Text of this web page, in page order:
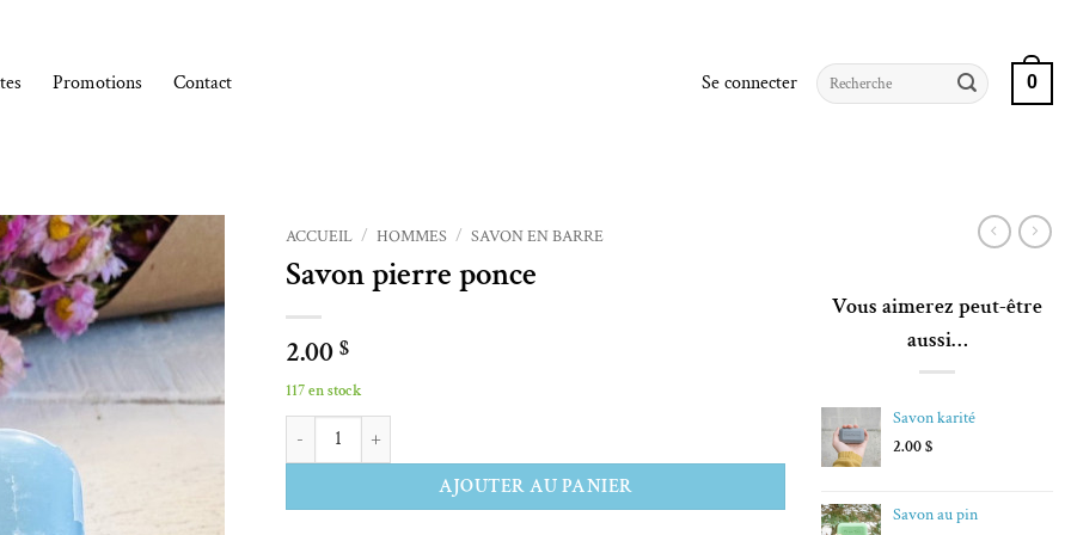
Promotions Contact Se connecter
Recherche
pour :
0
Ajouter à la liste de souhaits
ACCUEIL / HOMMES / SAVON EN BARRE
Savon pierre ponce
2.00 $
117 en stock
quantité de Savon pierre ponce
AJOUTER AU PANIER
Alternative:
Vous aimerez peut-être
aussi…
Savon karité
2.00$
Savon au pin